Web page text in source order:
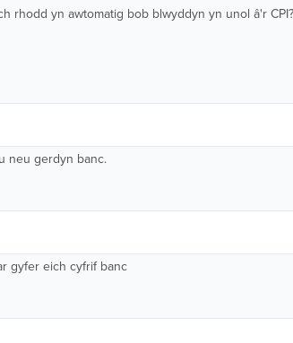
rhodd yn awtomatig bob blwyddyn yn unol â'r
neu gerdyn banc.
gyfer eich cyfrif banc